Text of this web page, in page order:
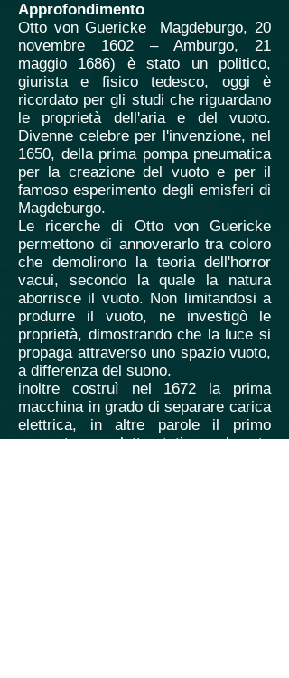
Approfondimento
Otto von Guericke Magdeburgo, 20
novembre 1602 – Amburgo, 21
maggio 1686) è stato un politico,
giurista e fisico tedesco, oggi è
ricordato per gli studi che riguardano
le proprietà dell'aria e del vuoto.
Divenne celebre per l'invenzione, nel
1650, della prima pompa pneumatica
per la creazione del vuoto e per il
famoso esperimento degli emisferi di
Magdeburgo.
Le ricerche di Otto von Guericke
permettono di annoverarlo tra coloro
che demolirono la teoria dell'horror
vacui, secondo la quale la natura
aborrisce il vuoto. Non limitandosi a
produrre il vuoto, ne investigò le
proprietà, dimostrando che la luce si
propaga attraverso uno spazio vuoto,
a differenza del suono.
inoltre costruì nel 1672 la prima
macchina in grado di separare carica
elettrica, in altre parole il primo
generatore elettrostatico, basato